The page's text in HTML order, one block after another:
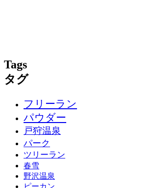
Tags
タグ
フリーラン
パウダー
戸狩温泉
パーク
ツリーラン
春雪
野沢温泉
ピーカン